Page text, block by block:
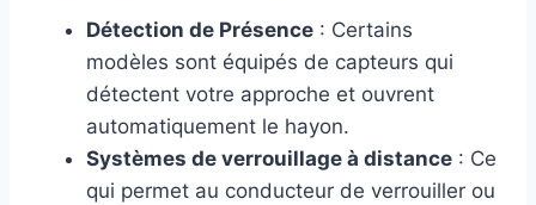
Détection de Présence : Certains
modèles sont équipés de capteurs qui
détectent votre approche et ouvrent
automatiquement le hayon.
Systèmes de verrouillage à distance : Ce
qui permet au conducteur de verrouiller ou